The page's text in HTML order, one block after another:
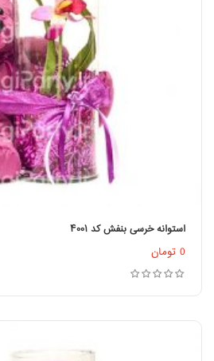
استوانه خرسی بنفش کد ۴۰۰۱
0 تومان